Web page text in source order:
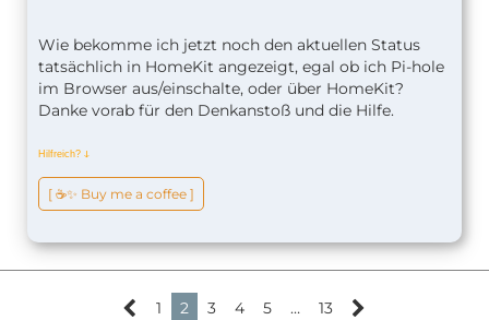
Wie bekomme ich jetzt noch den aktuellen Status
tatsächlich in HomeKit angezeigt, egal ob ich Pi-hole
im Browser aus/einschalte, oder über HomeKit?
Danke vorab für den Denkanstoß und die Hilfe.
Hilfreich? ↆ
[ ☕️✨ Buy me a coffee ]
1 2 3 4 5 … 13